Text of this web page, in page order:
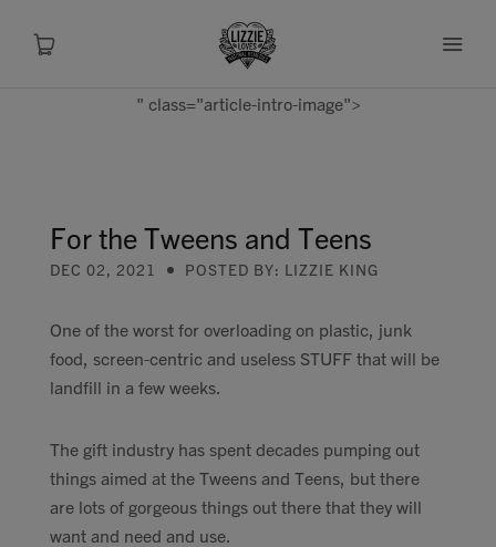
Shop
Recipes
Health
Travel
Talks To
Contact
" class="article-intro-image">
For the Tweens and Teens
DEC 02, 2021 POSTED BY: LIZZIE KING
One of the worst for overloading on plastic, junk
food, screen-centric and useless STUFF that will be
landfill in a few weeks.
The gift industry has spent decades pumping out
things aimed at the Tweens and Teens, but there
are lots of gorgeous things out there that they will
want and need and use.